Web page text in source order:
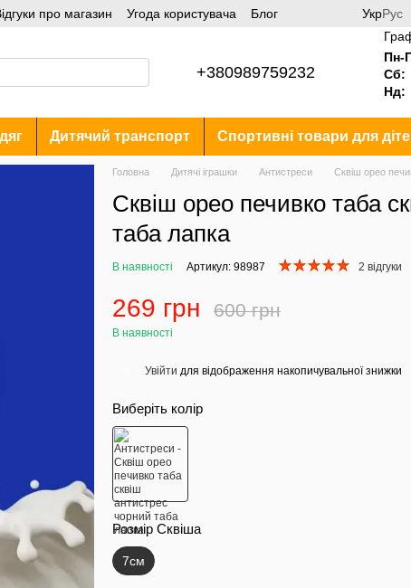
про магазин Угода користувача
Блог
УкрРус
+380989759232
Пн-
Сб:
Нд:
Дитячий транспорт Спортивні товари для
Головна Дитячі іграшки Антистреси Сквіш орео
Сквіш орео печивко таба
таба лапка
В наявності Артикул: 98987 2 відгуки
269 грн 600 грн
В наявності
Увійти для відображення накопичувальної знижки
Виберіть колір
Розмір Сквіша
7см